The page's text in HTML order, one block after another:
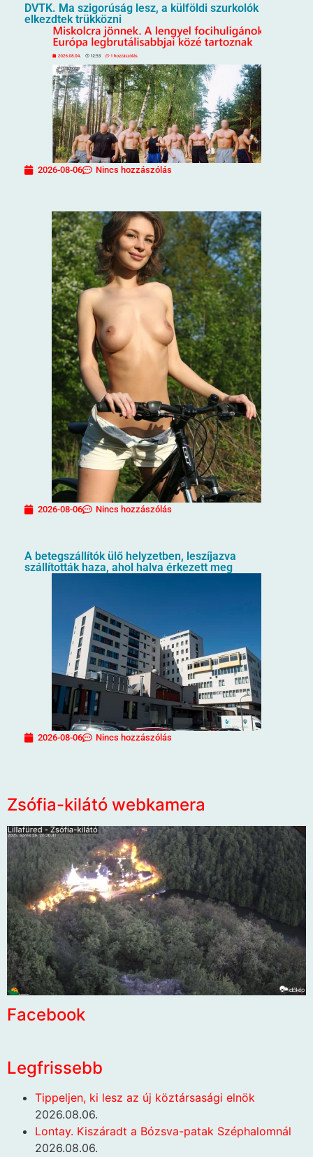
DVTK. Ma szigorúság lesz, a külföldi szurkolók
elkezdtek trükközni
2026-08-06 Nincs hozzászólás
2026-08-06 Nincs hozzászólás
A betegszállítók ülő helyzetben, leszíjazva
szállították haza, ahol halva érkezett meg
2026-08-06 Nincs hozzászólás
Zsófia-kilátó webkamera
Facebook
Legfrissebb
Tippeljen, ki lesz az új köztársasági elnök
2026.08.06.
Lontay. Kiszáradt a Bózsva-patak Széphalomnál
2026.08.06.